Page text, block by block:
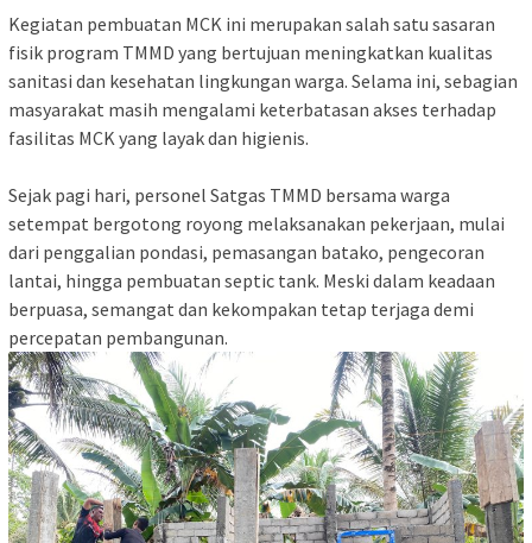
Kegiatan pembuatan MCK ini merupakan salah satu sasaran
fisik program TMMD yang bertujuan meningkatkan kualitas
sanitasi dan kesehatan lingkungan warga. Selama ini, sebagian
masyarakat masih mengalami keterbatasan akses terhadap
fasilitas MCK yang layak dan higienis.
Sejak pagi hari, personel Satgas TMMD bersama warga
setempat bergotong royong melaksanakan pekerjaan, mulai
dari penggalian pondasi, pemasangan batako, pengecoran
lantai, hingga pembuatan septic tank. Meski dalam keadaan
berpuasa, semangat dan kekompakan tetap terjaga demi
percepatan pembangunan.